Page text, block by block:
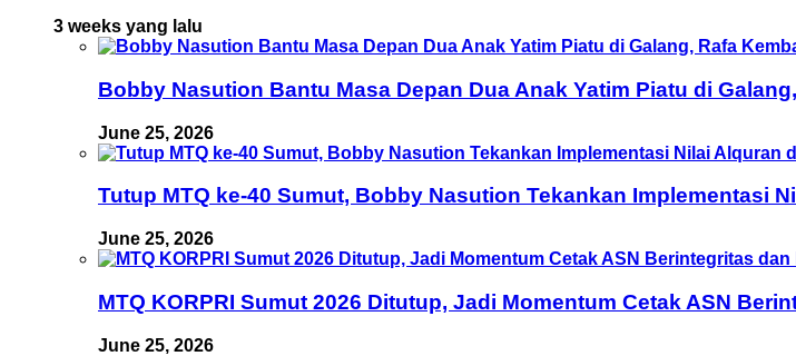
3 weeks yang lalu
Bobby Nasution Bantu Masa Depan Dua Anak Yatim Piatu di
June 25, 2026
Tutup MTQ ke-40 Sumut, Bobby Nasution Tekankan Implementasi
June 25, 2026
MTQ KORPRI Sumut 2026 Ditutup, Jadi Momentum Cetak ASN
June 25, 2026